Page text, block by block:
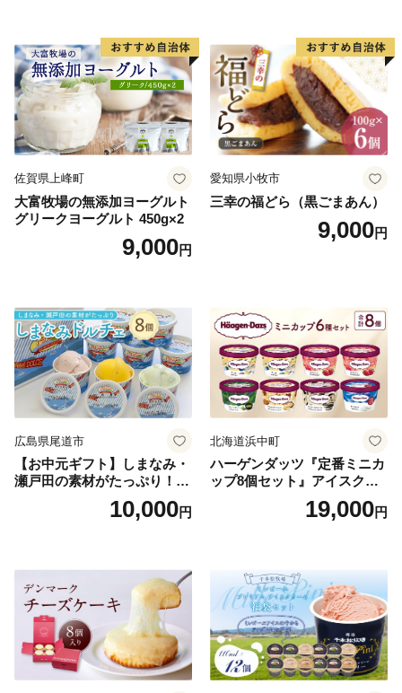
子 菓子 F4N-2298
佐賀県上峰町
大富牧場の無添加ヨーグルト
グリークヨーグルト 450g×2
9,000円
愛知県小牧市
三幸の福どら（黒ごまあん）
9,000円
広島県尾道市
【お中元ギフト】しまなみ・
瀬戸田の素材がたっぷり！ジ
10,000円
北海道浜中町
ハーゲンダッツ『定番ミニカ
ップ8個セット』アイスクリ
ーム アイス スイーツ デザー
19,000円